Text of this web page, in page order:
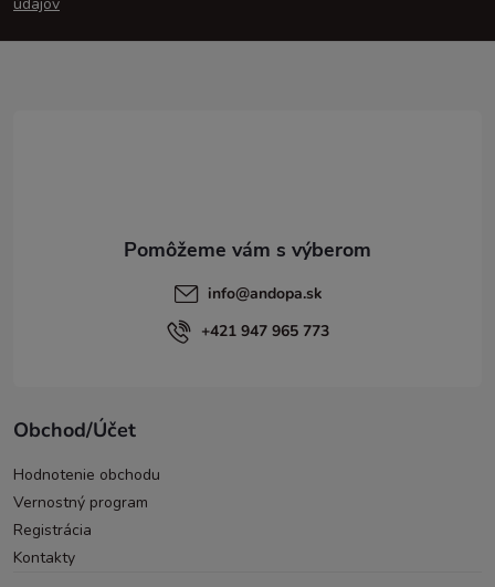
p
info@andopa.sk
+421 947 965 773
Obchod/Účet
Hodnotenie obchodu
Vernostný program
Registrácia
Kontakty